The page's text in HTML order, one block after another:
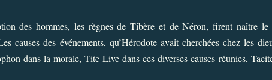
des hommes, les règnes de Tibère et de Néron, firent naître le
causes des événements, qu’Hérodote avait cherchées chez les
dans la morale, Tite-Live dans ces diverses causes réunies,